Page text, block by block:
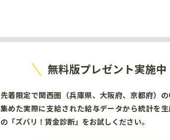
無料版プレゼント実施中
先着限定で関西圏（兵庫県、大阪府、京都府）
集めた実際に支給された給与データから統計を
の「ズバリ！賃金診断」をお試しください。